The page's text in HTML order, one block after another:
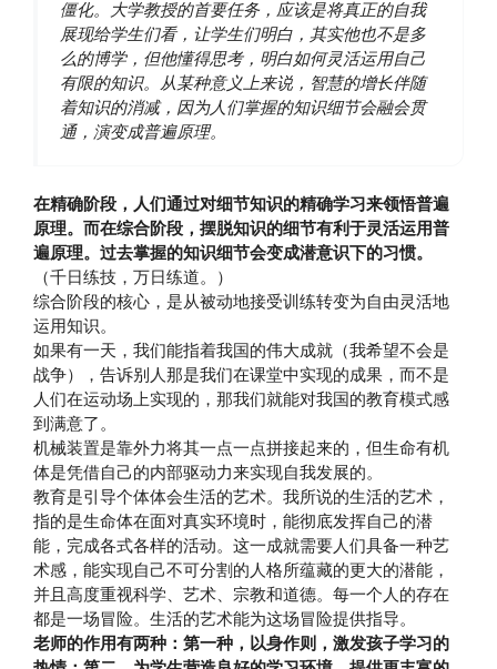
僵化。大学教授的首要任务，应该是将真正的自我
展现给学生们看，让学生们明白，其实他也不是多
么的博学，但他懂得思考，明白如何灵活运用自己
有限的知识。从某种意义上来说，智慧的增长伴随
着知识的消减，因为人们掌握的知识细节会融会贯
通，演变成普遍原理。
在精确阶段，人们通过对细节知识的精确学习来领悟普遍
原理。而在综合阶段，摆脱知识的细节有利于灵活运用普
遍原理。过去掌握的知识细节会变成潜意识下的习惯。
（千日练技，万日练道。）
综合阶段的核心，是从被动地接受训练转变为自由灵活地
运用知识。
如果有一天，我们能指着我国的伟大成就（我希望不会是
战争），告诉别人那是我们在课堂中实现的成果，而不是
人们在运动场上实现的，那我们就能对我国的教育模式感
到满意了。
机械装置是靠外力将其一点一点拼接起来的，但生命有机
体是凭借自己的内部驱动力来实现自我发展的。
教育是引导个体体会生活的艺术。我所说的生活的艺术，
指的是生命体在面对真实环境时，能彻底发挥自己的潜
能，完成各式各样的活动。这一成就需要人们具备一种艺
术感，能实现自己不可分割的人格所蕴藏的更大的潜能，
并且高度重视科学、艺术、宗教和道德。每一个人的存在
都是一场冒险。生活的艺术能为这场冒险提供指导。
老师的作用有两种：第一种，以身作则，激发孩子学习的